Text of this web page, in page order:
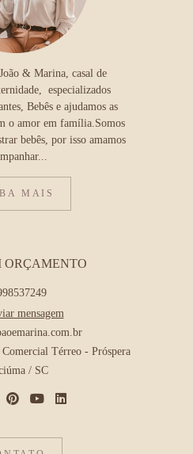
& Marina, casal de
especializados
Bebês e ajudamos as
o amor em família.Somos
bebês, por isso amamos
MAIS
ORÇAMENTO
mensagem
Térreo - Próspera
/ SC